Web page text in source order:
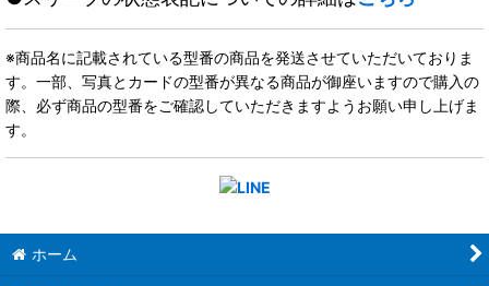
※商品名に記載されている型番の商品を発送させていただいておりま
す。一部、写真とカードの型番が異なる商品が御座いますので購入の
際、必ず商品の型番をご確認していただきますようお願い申し上げま
す。
ホーム